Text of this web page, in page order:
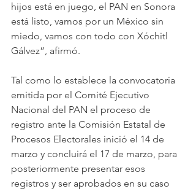
hijos está en juego, el PAN en Sonora
está listo, vamos por un México sin
miedo, vamos con todo con Xóchitl
Gálvez”, afirmó.
Tal como lo establece la convocatoria
emitida por el Comité Ejecutivo
Nacional del PAN el proceso de
registro ante la Comisión Estatal de
Procesos Electorales inició el 14 de
marzo y concluirá el 17 de marzo, para
posteriormente presentar esos
registros y ser aprobados en su caso